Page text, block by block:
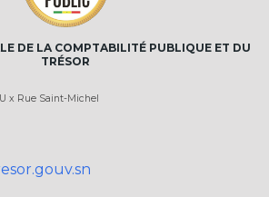
DE LA COMPTABILITÉ PUBLIQUE ET DU
TRÉSOR
x Rue Saint-Michel